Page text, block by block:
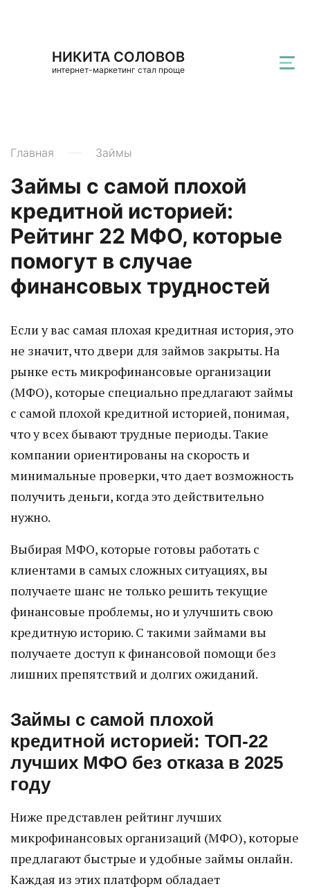
НИКИТА СОЛОВОВ
интернет-маркетинг стал проще
Главная Займы
Займы с самой плохой
кредитной историей:
Рейтинг 22 МФО, которые
помогут в случае
финансовых трудностей
Если у вас самая плохая кредитная история, это
не значит, что двери для займов закрыты. На
рынке есть микрофинансовые организации
(МФО), которые специально предлагают займы
с самой плохой кредитной историей, понимая,
что у всех бывают трудные периоды. Такие
компании ориентированы на скорость и
минимальные проверки, что дает возможность
получить деньги, когда это действительно
нужно.
Выбирая МФО, которые готовы работать с
клиентами в самых сложных ситуациях, вы
получаете шанс не только решить текущие
финансовые проблемы, но и улучшить свою
кредитную историю. С такими займами вы
получаете доступ к финансовой помощи без
лишних препятствий и долгих ожиданий.
Займы с самой плохой
кредитной историей: ТОП-22
лучших МФО без отказа в 2025
году
Ниже представлен рейтинг лучших
микрофинансовых организаций (МФО), которые
предлагают быстрые и удобные займы онлайн.
Каждая из этих платформ обладает